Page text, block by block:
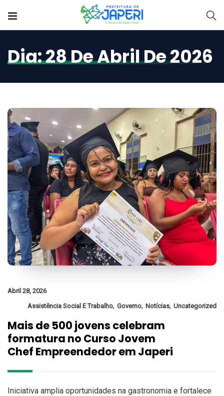
Dia:28 De Abril De 2026
Abril 28, 2026
Assistência Social E Trabalho, Governo, Notícias, Uncategorized
Mais de 500 jovens celebram
formatura no Curso Jovem
Chef Empreendedor em Japeri
Iniciativa amplia oportunidades na gastronomia e fortalece